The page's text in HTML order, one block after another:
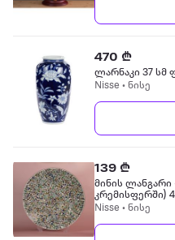
470 ₾
ლარნაკი 37 სმ
Nisse • ნისე
139 ₾
მინის ლანგარი
კრემისფერში)
Nisse • ნისე